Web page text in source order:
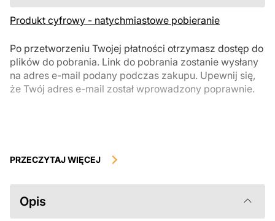
Produkt cyfrowy - natychmiastowe pobieranie
Po przetworzeniu Twojej płatności otrzymasz dostęp do
plików do pobrania. Link do pobrania zostanie wysłany
na adres e-mail podany podczas zakupu. Upewnij się,
że Twój adres e-mail został wprowadzony poprawnie.
podlegają zwrotowi ani wymianie po ich pobraniu. Zalecamy
przed zakupem. Jeśli masz jakiekolwiek problemy z zamówieniem,
skontaktuj się bezpośrednio ze sprzedawcą.
PRZECZYTAJ WIĘCEJ
Opis